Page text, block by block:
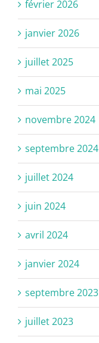
février 2026
janvier 2026
juillet 2025
mai 2025
novembre 2024
septembre 2024
juillet 2024
juin 2024
avril 2024
janvier 2024
septembre 2023
juillet 2023